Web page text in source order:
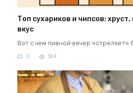
Топ сухариков и чипсов:
вкус
Вот с чем пивной вечер «стреляет»
0 364